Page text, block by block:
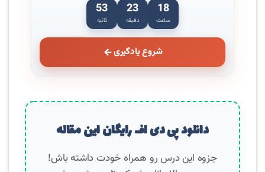
18
ساعت
23
دقیقه
52
ثانیه
شروع یادگیری
دانلود پی دی اف رایگان این مقاله
جزوه این درس رو همراه خودت داشته باش!